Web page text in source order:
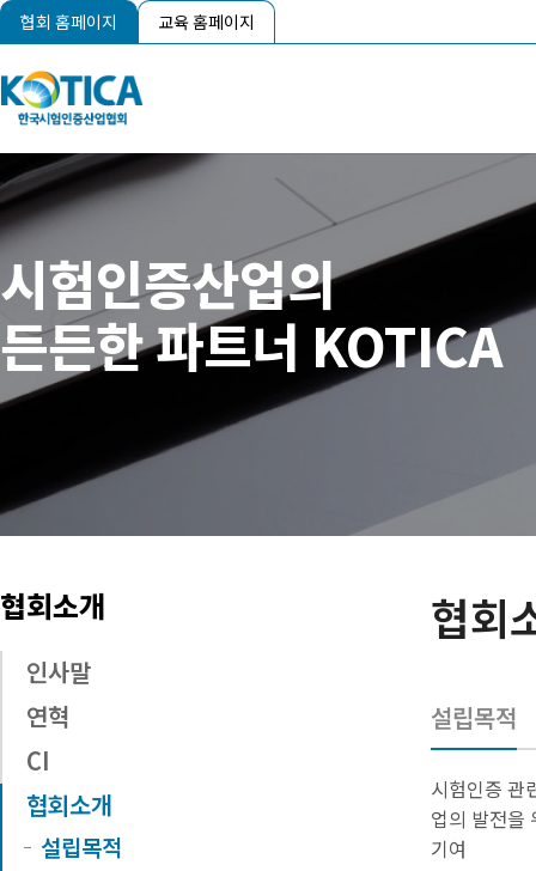
협회 홈페이지 교육 홈페이지
시험인증산업의
든든한 파트너 KOTICA
협회소개
인사말
연혁
CI
협회소개
설립목적
협회
설립목적
시험인증 관
업의 발전을
기여